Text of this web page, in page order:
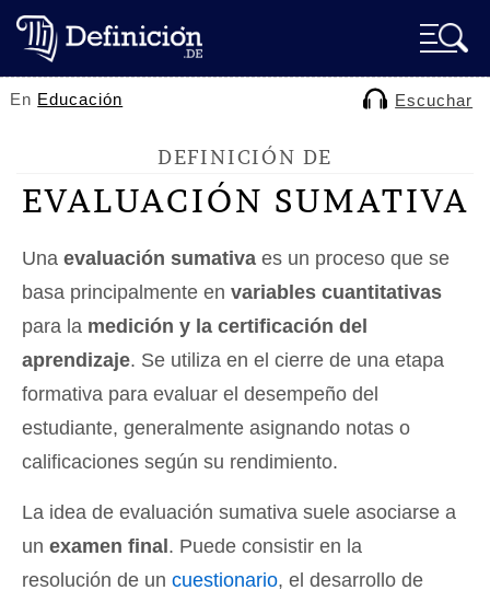
En Educación Escuchar
DEFINICIÓN DE
EVALUACIÓN SUMATIVA
Una evaluación sumativa es un proceso que se
basa principalmente en variables cuantitativas
para la medición y la certificación del
aprendizaje. Se utiliza en el cierre de una etapa
formativa para evaluar el desempeño del
estudiante, generalmente asignando notas o
calificaciones según su rendimiento.
La idea de evaluación sumativa suele asociarse a
un examen final . Puede consistir en la
resolución de un cuestionario, el desarrollo de